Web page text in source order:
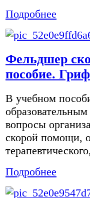
Подробнее
Фельдшер
пособие.
В учебном
вопросы
скорой помощи,
Подробнее